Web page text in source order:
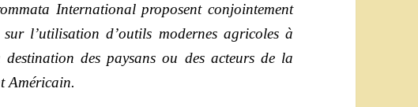
International proposent conjointement
l’utilisation d’outils modernes agricoles à
des paysans ou des acteurs de la
Américain.